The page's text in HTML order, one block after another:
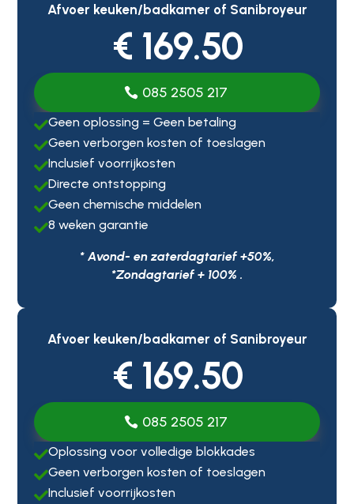
Afvoer keuken/badkamer of Sanibroyeur
€ 169.50
085 2505 217
Geen oplossing = Geen betaling
Geen verborgen kosten of toeslagen
Inclusief voorrijkosten
Directe ontstopping
Geen chemische middelen
8 weken garantie
* Avond- en zaterdagtarief +50%,
*Zondagtarief + 100% .
Afvoer keuken/badkamer of Sanibroyeur
€ 169.50
085 2505 217
Oplossing voor volledige blokkades
Geen verborgen kosten of toeslagen
Inclusief voorrijkosten